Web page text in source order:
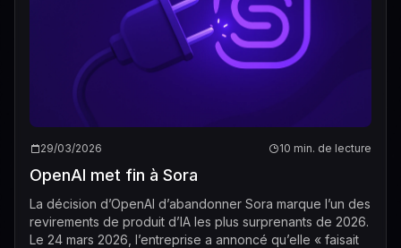
29/03/2026 10 min. de lecture
OpenAI met fin à Sora
La décision d’OpenAI d’abandonner Sora marque l’un des
revirements de produit d’IA les plus surprenants de 2026.
Le 24 mars 2026, l’entreprise a annoncé qu’elle « faisait